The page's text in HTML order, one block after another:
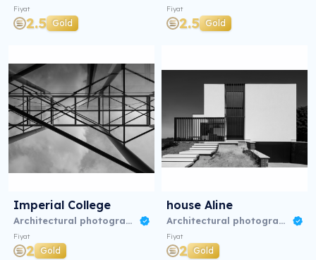
Fiyat
2.5 Gold
Fiyat
2.5 Gold
Imperial College
Architectural photography 08/23
Fiyat
2 Gold
house Aline
Architectural photography 08/23
Fiyat
2 Gold